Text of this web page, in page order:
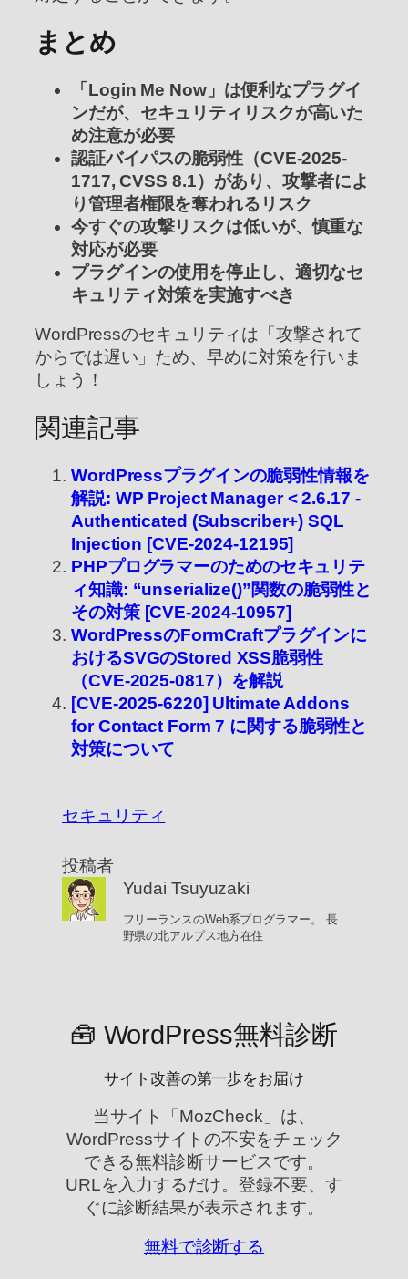
まとめ
「Login Me Now」は便利なプラグイ
ンだが、セキュリティリスクが高いた
め注意が必要
認証バイパスの脆弱性（CVE-2025-
1717, CVSS 8.1）があり、攻撃者によ
り管理者権限を奪われるリスク
今すぐの攻撃リスクは低いが、慎重な
対応が必要
プラグインの使用を停止し、適切なセ
キュリティ対策を実施すべき
WordPressのセキュリティは「攻撃されて
からでは遅い」ため、早めに対策を行いま
しょう！
関連記事
WordPressプラグインの脆弱性情報を
解説: WP Project Manager < 2.6.17 -
Authenticated (Subscriber+) SQL
Injection [CVE-2024-12195]
PHPプログラマーのためのセキュリテ
ィ知識: “unserialize()”関数の脆弱性と
その対策 [CVE-2024-10957]
WordPressのFormCraftプラグインに
おけるSVGのStored XSS脆弱性
（CVE-2025-0817）を解説
[CVE-2025-6220] Ultimate Addons
for Contact Form 7 に関する脆弱性と
対策について
セキュリティ
投稿者
Yudai Tsuyuzaki
フリーランスのWeb系プログラマー。 長
野県の北アルプス地方在住
🧰 WordPress無料診断
サイト改善の第一歩をお届け
当サイト「MozCheck」は、
WordPressサイトの不安をチェック
できる無料診断サービスです。
URLを入力するだけ。登録不要、す
ぐに診断結果が表示されます。
無料で診断する